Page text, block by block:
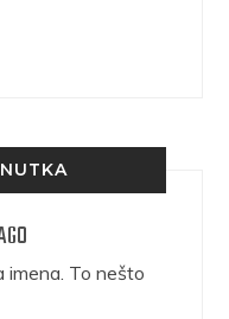
imena. To nešto